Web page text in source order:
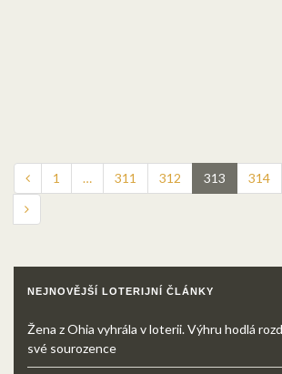
1 … 311 312 313 314
NEJNOVĚJŠÍ LOTERIJNÍ ČLÁNKY
Žena z Ohia vyhrála v loterii. Výhru hodlá
své sourozence